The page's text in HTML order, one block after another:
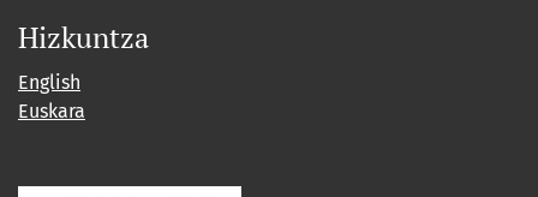
Hizkuntza
English
Euskara